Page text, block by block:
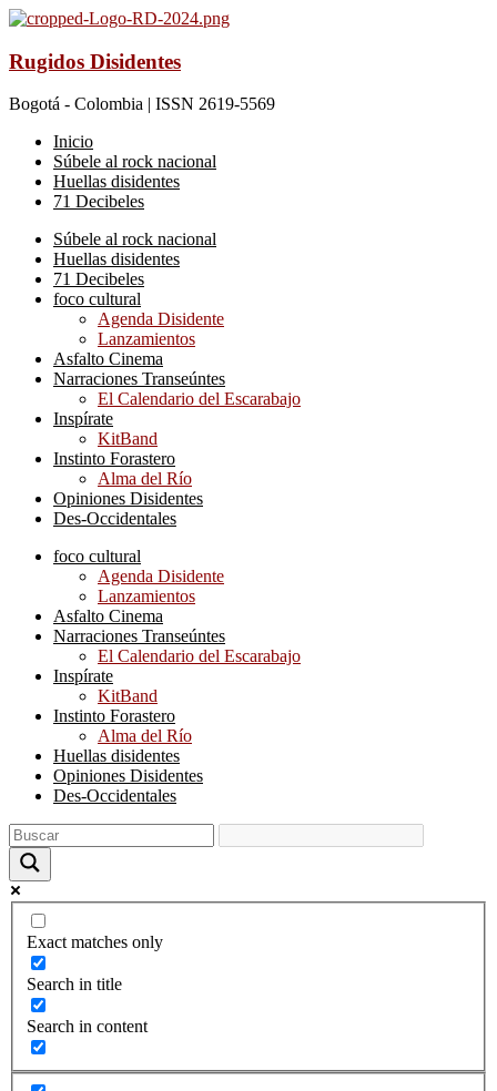
Rugidos Disidentes
Bogotá - Colombia | ISSN 2619-5569
Inicio
Súbele al rock nacional
Huellas disidentes
71 Decibeles
Súbele al rock nacional
Huellas disidentes
71 Decibeles
foco cultural
Agenda Disidente
Lanzamientos
Asfalto Cinema
Narraciones Transeúntes
El Calendario del Escarabajo
Inspírate
KitBand
Instinto Forastero
Alma del Río
Opiniones Disidentes
Des-Occidentales
foco cultural
Agenda Disidente
Lanzamientos
Asfalto Cinema
Narraciones Transeúntes
El Calendario del Escarabajo
Inspírate
KitBand
Instinto Forastero
Alma del Río
Huellas disidentes
Opiniones Disidentes
Des-Occidentales
Exact matches only
Search in title
Search in content